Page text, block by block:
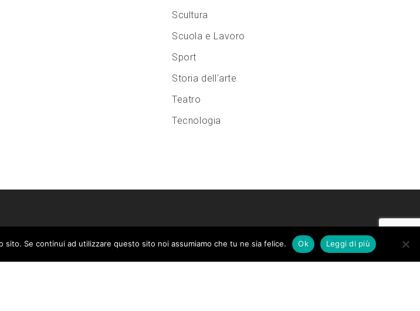
Scultura
Scuola e Lavoro
Sport
Storia dell'arte
Teatro
Tecnologia
Se continui ad utilizzare questo sito noi assumiamo che tu ne sia felice. Ok Leggi di più